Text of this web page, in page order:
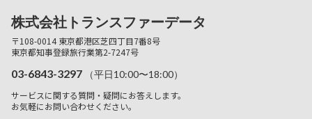
株式会社トランスファーデータ
〒108-0014 東京都港区芝四丁目7番8号
東京都知事登録旅行業第2-7247号
03-6843-3297
（平日10:00〜18:00）
サービスに関する質問・疑問にお答えします。
お気軽にお問い合わせください。